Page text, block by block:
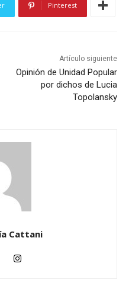
Pinterest
Artículo siguiente
Opinión de Unidad Popular
por dichos de Lucia
Topolansky
Cattani